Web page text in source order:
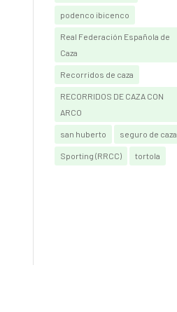
podenco ibicenco
Real Federación Española de
Caza
Recorridos de caza
RECORRIDOS DE CAZA CON
ARCO
san huberto seguro de caza
Sporting (RRCC) tortola